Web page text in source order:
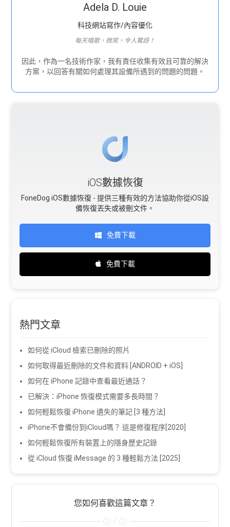
Adela D. Louie
科技網站寫作/內容優化
每天唱歌，微笑，令人驚訝！
因此，作為一名技術作家，我有責任收集有效且可靠的解決
方案，以回答有關如何處理其設備所遇到的問題的問題。
iOS數據恢復
FoneDog iOS數據恢復 - 提供三種有效的方法協助你從iOS設
備恢復丟失或被刪文件。
免費下載
免費下載
熱門文章
如何從 iCloud 檢索已刪除的照片
如何取得最近刪除的文件和資料 [ANDROID + iOS]
如何在 iPhone 記錄中查看最近通話？
已解決：iPhone 恢復模式需要多長時間？
如何輕鬆恢復 iPhone 遺失的筆記 [3 種方法]
iPhone不會備份到iCloud嗎？ 這是修復程序[2020]
如何輕鬆恢復所有裝置上的隱身歷史記錄
從 iCloud 恢復 iMessage 的 3 種輕鬆方法 [2025]
您如何喜歡這篇文章？
/